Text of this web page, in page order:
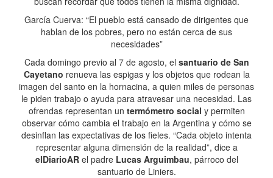
García Cuerva: “El pueblo está cansado de dirigentes que
hablan de los pobres, pero no están cerca de sus
necesidades”
Cada domingo previo al 7 de agosto, el santuario de San
Cayetano renueva las espigas y los objetos que rodean la
imagen del santo en la hornacina, a quien miles de personas
le piden trabajo o ayuda para atravesar una necesidad. Las
ofrendas representan un termómetro social y permiten
observar cómo cambia el trabajo en la Argentina y cómo se
desinflan las expectativas de los fieles. “Cada objeto intenta
representar alguna dimensión de la realidad”, dice a
elDiarioARel padre Lucas Arguimbau, párroco del
santuario de Liniers.